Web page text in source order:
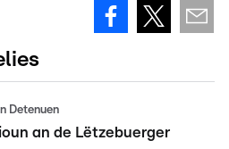
Detenuen
an de Lëtzebuerger